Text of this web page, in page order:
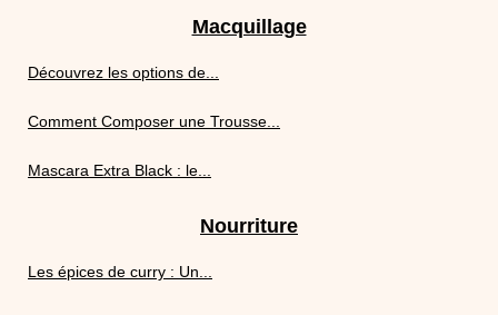
Macquillage
Découvrez les options de...
Comment Composer une Trousse...
Mascara Extra Black : le...
Nourriture
Les épices de curry : Un...